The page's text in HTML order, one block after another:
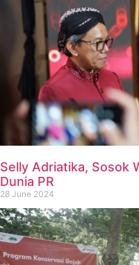
Selly Adriatika, Sosok
Dunia PR
28 June 2024